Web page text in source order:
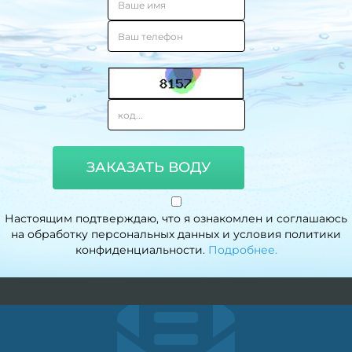
ЗАКАЗАТЬ ВОДУ
Настоящим подтверждаю, что я ознакомлен и соглашаюсь
на обработку персональных данных и условия политики
конфиденциальности. Подробнее.